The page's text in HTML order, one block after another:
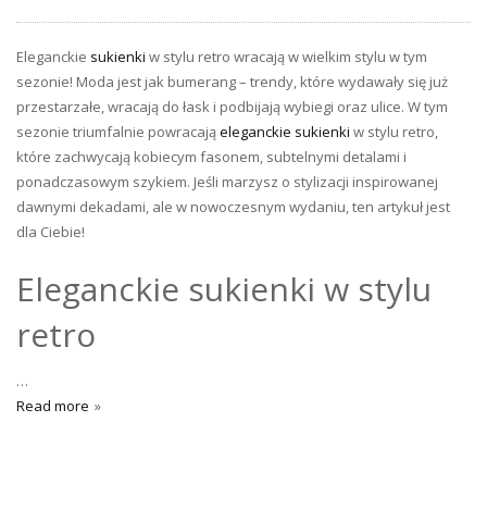
Eleganckie sukienki w stylu retro wracają w wielkim stylu w tym
sezonie! Moda jest jak bumerang – trendy, które wydawały się już
przestarzałe, wracają do łask i podbijają wybiegi oraz ulice. W tym
sezonie triumfalnie powracająeleganckie sukienki w stylu retro,
które zachwycają kobiecym fasonem, subtelnymi detalami i
ponadczasowym szykiem. Jeśli marzysz o stylizacji inspirowanej
dawnymi dekadami, ale w nowoczesnym wydaniu, ten artykuł jest
dla Ciebie!
Eleganckie sukienki w stylu
retro
…
Read more